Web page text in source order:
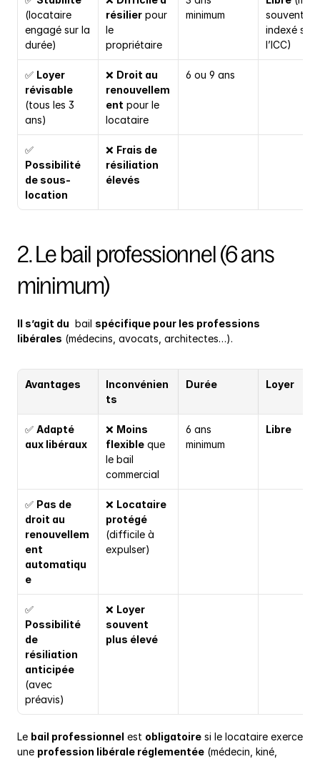
(locataire
engagé sur la
durée)
résilier pour
le
propriétaire
minimum
souvent
indexé sur
l’ICC)
✅ Loyer
révisable
(tous les 3
ans)
❌ Droit au
renouvellem
ent pour le
locataire
6 ou 9 ans
Possibilité
de sous-
location
❌ Frais de
résiliation
élevés
2. Le bail professionnel (6 ans
minimum)
Il s’agit du bail spécifique pour les professions
libérales (médecins, avocats, architectes…).
Avantages
Inconvénien
ts
Durée Loyer
✅ Adapté
aux libéraux
❌ Moins
flexible que
le bail
commercial
6 ans
minimum
Libre
✅ Pas de
droit au
renouvellem
ent
automatiqu
e
❌ Locataire
protégé
(difficile à
expulser)
Possibilité
de
résiliation
anticipée
(avec
préavis)
❌ Loyer
souvent
plus élevé
Le bail professionnel est obligatoire si le locataire exerce
une profession libérale réglementée (médecin, kiné,